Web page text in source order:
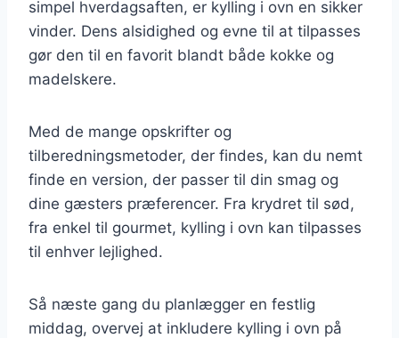
simpel hverdagsaften, er kylling i ovn en sikker
vinder. Dens alsidighed og evne til at tilpasses
gør den til en favorit blandt både kokke og
madelskere.
Med de mange opskrifter og
tilberedningsmetoder, der findes, kan du nemt
finde en version, der passer til din smag og
dine gæsters præferencer. Fra krydret til sød,
fra enkel til gourmet, kylling i ovn kan tilpasses
til enhver lejlighed.
Så næste gang du planlægger en festlig
middag, overvej at inkludere kylling i ovn på